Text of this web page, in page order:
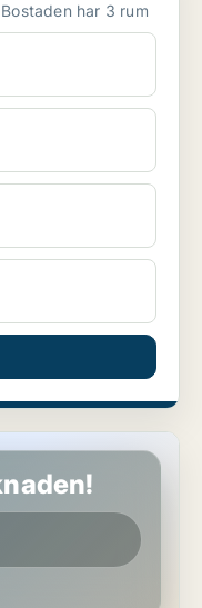
Lägenhet att hyra på Södermalm Bostaden har 3 rum